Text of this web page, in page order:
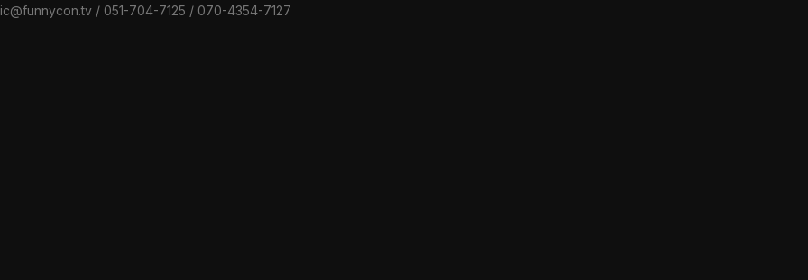
/ 051-704-7125 / 070-4354-7127